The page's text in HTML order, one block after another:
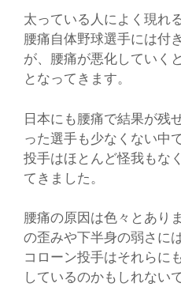
太っている人によく現れ
腰痛自体野球選手には付
が、腰痛が悪化していく
となってきます。
日本にも腰痛で結果が残
った選手も少なくない中
投手はほとんど怪我もな
てきました。
腰痛の原因は色々とあり
の歪みや下半身の弱さに
コローン投手はそれらに
しているのかもしれない